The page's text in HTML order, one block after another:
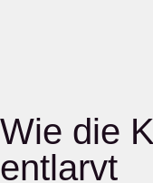
Wie die
entlarvt